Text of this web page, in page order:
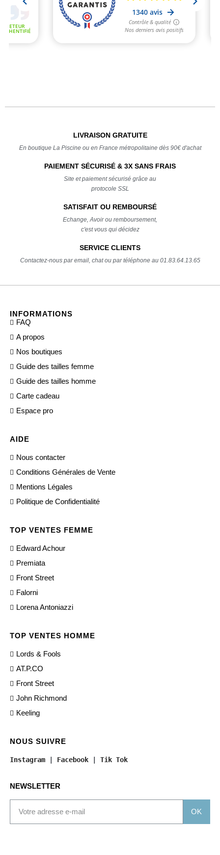
LIVRAISON GRATUITE
En boutique La Piscine ou en France métropolitaine dès 90€ d'achat
PAIEMENT SÉCURISÉ & 3X SANS FRAIS
Site et paiement sécurisé grâce au
protocole SSL
SATISFAIT OU REMBOURSÉ
Echange, Avoir ou remboursement,
c'est vous qui décidez
SERVICE CLIENTS
Contactez-nous par email, chat ou par téléphone au 01.83.64.13.65
INFORMATIONS
FAQ
A propos
Nos boutiques
Guide des tailles femme
Guide des tailles homme
Carte cadeau
Espace pro
AIDE
Nous contacter
Conditions Générales de Vente
Mentions Légales
Politique de Confidentialité
TOP VENTES FEMME
Edward Achour
Premiata
Front Street
Falorni
Lorena Antoniazzi
TOP VENTES HOMME
Lords & Fools
AT.P.CO
Front Street
John Richmond
Keeling
NOUS SUIVRE
Instagram Facebook Tik Tok
NEWSLETTER
OK